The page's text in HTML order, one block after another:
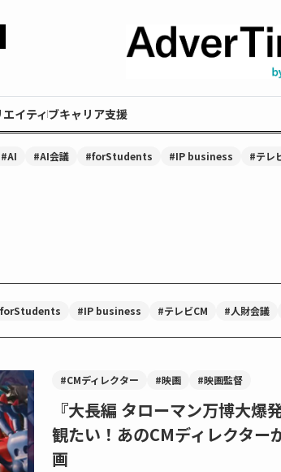
エイティブキャリア支援
#AI #AI会議 #forStudents #IP business #テレ
#IP business #テレビCM #人財会議
#CMディレクター #映画 #映画監督
『大長編 タローマン万博大爆
観たい！あのCMディレクター
画